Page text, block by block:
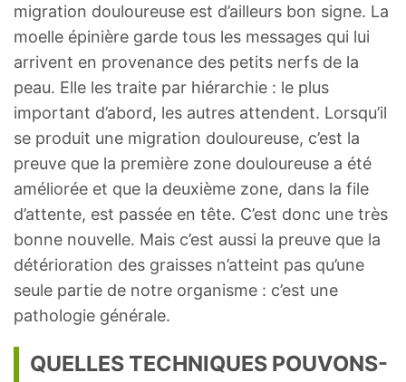
migration douloureuse est d’ailleurs bon signe. La
moelle épinière garde tous les messages qui lui
arrivent en provenance des petits nerfs de la
peau. Elle les traite par hiérarchie : le plus
important d’abord, les autres attendent. Lorsqu’il
se produit une migration douloureuse, c’est la
preuve que la première zone douloureuse a été
améliorée et que la deuxième zone, dans la file
d’attente, est passée en tête. C’est donc une très
bonne nouvelle. Mais c’est aussi la preuve que la
détérioration des graisses n’atteint pas qu’une
seule partie de notre organisme : c’est une
pathologie générale.
QUELLES TECHNIQUES POUVONS-